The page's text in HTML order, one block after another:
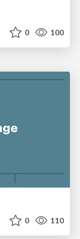
0 100
0 110